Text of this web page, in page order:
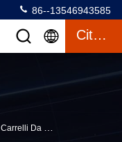
86--13546943585
Citazione
Carrelli Da Golf Elettrici A 4 Posti Con Caricatore Di Bordo Ad Alta Frequenza, Batteria Trojan E Controller Curtis Per Garantire Potenza E Lunga Autonomia